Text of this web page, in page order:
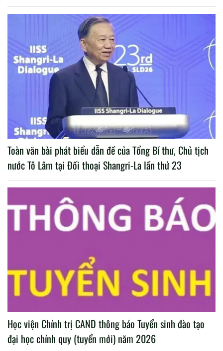
Toàn văn bài phát biểu dẫn đề của Tổng Bí thư, Chủ tịch
nước Tô Lâm tại Đối thoại Shangri-La lần thứ 23
Học viện Chính trị CAND thông báo Tuyển sinh đào tạo
đại học chính quy (tuyển mới) năm 2026